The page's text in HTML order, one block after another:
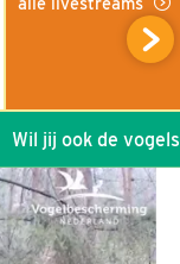
Wil jij ook de